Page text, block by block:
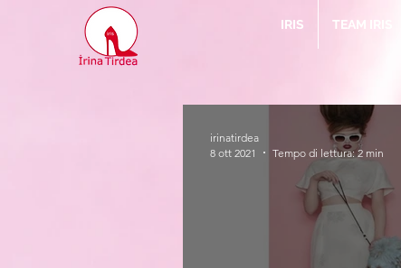
IRIS TEAM IRIS
irinatirdea
8 ott 2021
Tempo di lettura: 2 min